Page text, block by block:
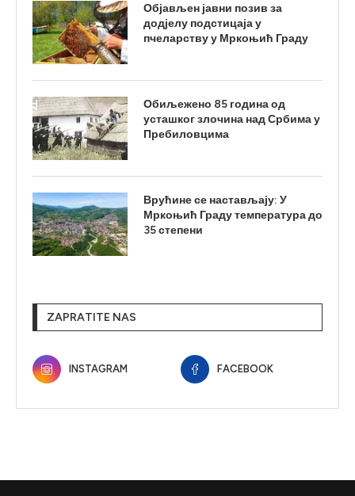
Објављен јавни позив за
додјелу подстицаја у
пчеларству у Мркоњић Граду
Обиљежено 85 година од
усташког злочина над Србима у
Пребиловцима
Врућине се настављају: У
Мркоњић Граду температура до
35 степени
ZAPRATITE NAS
INSTAGRAM FACEBOOK